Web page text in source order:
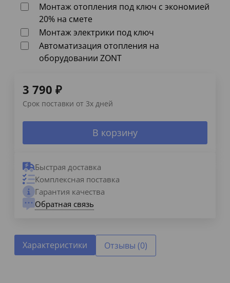
Монтаж отопления под ключ с экономией
20% на смете
Монтаж электрики под ключ
Автоматизация отопления на
оборудовании ZONT
3 790 ₽
Срок поставки от 3х дней
В корзину
Быстрая доставка
Комплексная поставка
Гарантия качества
Обратная связь
Характеристики Отзывы (0)